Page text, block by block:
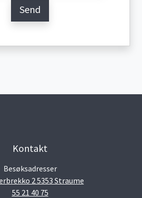
Kontakt
Besøksadresser
2 5353 Straume
55 21 40 75